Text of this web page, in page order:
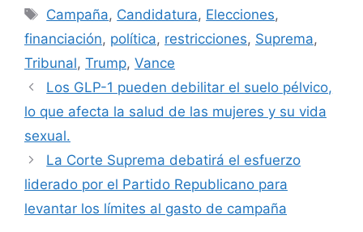
Etiquetas
Campaña, Candidatura, Elecciones,
financiación, política, restricciones, Suprema,
Tribunal, Trump, Vance
Los GLP-1 pueden debilitar el suelo pélvico,
lo que afecta la salud de las mujeres y su vida
sexual.
La Corte Suprema debatirá el esfuerzo
liderado por el Partido Republicano para
levantar los límites al gasto de campaña